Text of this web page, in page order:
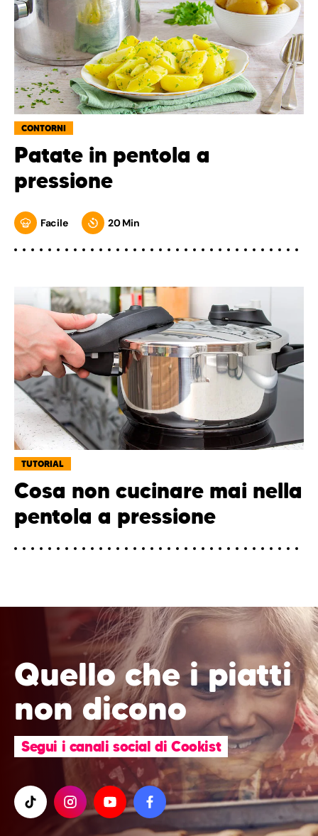
CONTORNI
Patate in pentola a
pressione
Facile 20 Min
TUTORIAL
Cosa non cucinare mai nella
pentola a pressione
Quello che i piatti
non dicono
Segui i canali social di Cookist